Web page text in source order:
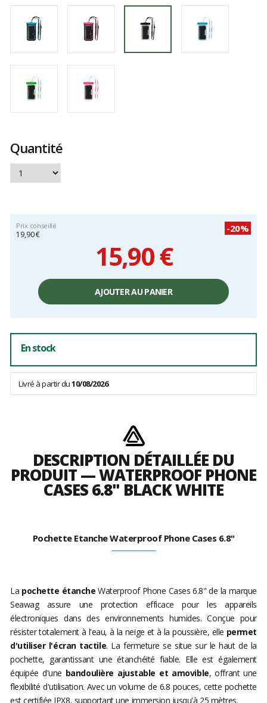
Quantité
Prix conseillé
19,90 €
-20%
15,90 €
unitaire,
AJOUTER AU PANIER
En stock
Livré à partir du10/08/2026
DESCRIPTION DÉTAILLÉE DU
PRODUIT — WATERPROOF PHONE
CASES 6.8" BLACK WHITE
Pochette Etanche Waterproof Phone Cases 6.8"
La pochette étancheWaterproof Phone Cases 6.8" de la marque
Seawag assure une protection efficace pour les appareils
électroniques dans des environnements humides. Conçue pour
résister totalement à l'eau, à la neige et à la poussière, elle permet
d'utiliser l'écran tactile. La fermeture se situe sur le haut de la
pochette, garantissant une étanchéité fiable. Elle est également
équipée d'une bandoulière ajustable et amovible, offrant une
flexibilité d'utilisation. Avec un volume de 6.8 pouces, cette pochette
est certifiée IPX8, supportant une immersion jusqu'à 25 mètres.